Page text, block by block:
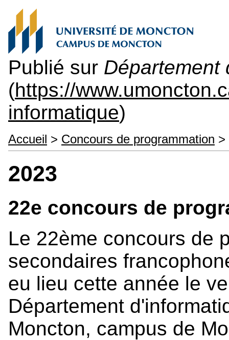
Publié sur Département
(https://
informatique)
Accueil > Concours de programmation >
2023
22e concours de
Le 22ème concours de
secondaires
eu lieu cette année le
Département
Moncton, campus de